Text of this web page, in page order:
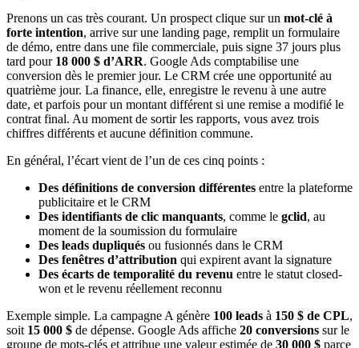
Prenons un cas très courant. Un prospect clique sur un mot-clé à
forte intention, arrive sur une landing page, remplit un formulaire
de démo, entre dans une file commerciale, puis signe 37 jours plus
tard pour 18 000 $ d’ARR. Google Ads comptabilise une
conversion dès le premier jour. Le CRM crée une opportunité au
quatrième jour. La finance, elle, enregistre le revenu à une autre
date, et parfois pour un montant différent si une remise a modifié le
contrat final. Au moment de sortir les rapports, vous avez trois
chiffres différents et aucune définition commune.
En général, l’écart vient de l’un de ces cinq points :
Des définitions de conversion différentes entre la plateforme
publicitaire et le CRM
Des identifiants de clic manquants, comme le gclid, au
moment de la soumission du formulaire
Des leads dupliqués ou fusionnés dans le CRM
Des fenêtres d’attribution qui expirent avant la signature
Des écarts de temporalité du revenu entre le statut closed-
won et le revenu réellement reconnu
Exemple simple. La campagne A génère 100 leads à 150 $ de CPL,
soit 15 000 $ de dépense. Google Ads affiche 20 conversions sur le
groupe de mots-clés et attribue une valeur estimée de 30 000 $ parce